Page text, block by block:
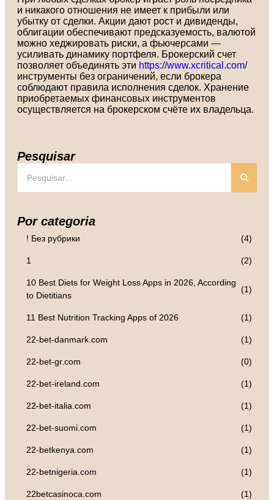
и никакого отношения не имеет к прибыли или
убытку от сделки. Акции дают рост и дивиденды,
облигации обеспечивают предсказуемость, валютой
можно хеджировать риски, а фьючерсами —
усиливать динамику портфеля. Брокерский счет
позволяет объединять эти https://www.xcritical.com/
инструменты без ограничений, если брокера
соблюдают правила исполнения сделок. Хранение
приобретаемых финансовых инструментов
осуществляется на брокерском счёте их владельца.
Pesquisar
Por categoria
! Без рубрики (4)
1 (2)
10 Best Diets for Weight Loss Apps in 2026, According
to Dietitians
(1)
11 Best Nutrition Tracking Apps of 2026 (1)
22-bet-danmark.com (1)
22-bet-gr.com (0)
22-bet-ireland.com (1)
22-bet-italia.com (1)
22-bet-suomi.com (1)
22-betkenya.com (1)
22-betnigeria.com (1)
22betcasinoca.com (1)